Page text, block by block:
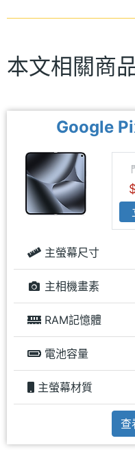
本文相關商
Google
主螢幕尺寸
主相機畫素
RAM記憶體
電池容量
主螢幕材質
查